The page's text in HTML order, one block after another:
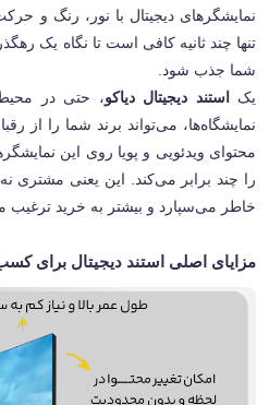
نمایشگرهای دیجیتال با نور، رنگ و
تنها چند ثانیه کافی است تا نگاه یک
شما جذب شود
یک
استند دیجیتال دیاکو، حتی در
نمایشگاه‌ها، می‌تواند برند شما را از
محتوای ویدئویی و پویا روی این
را چند برابر می‌کند. این یعنی مشتری نه
خاطر می‌سپارد و بیشتر به خرید ترغیب
مزایای اصلی استند دیجیتال برای